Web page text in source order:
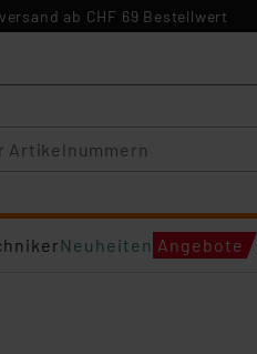
ab CHF 69 Bestellwert
Neuheiten Angebote